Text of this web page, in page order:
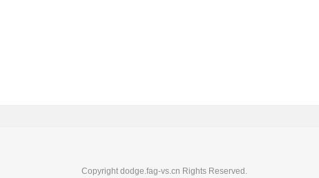
Copyright dodge.fag-vs.cn Rights Reserved.